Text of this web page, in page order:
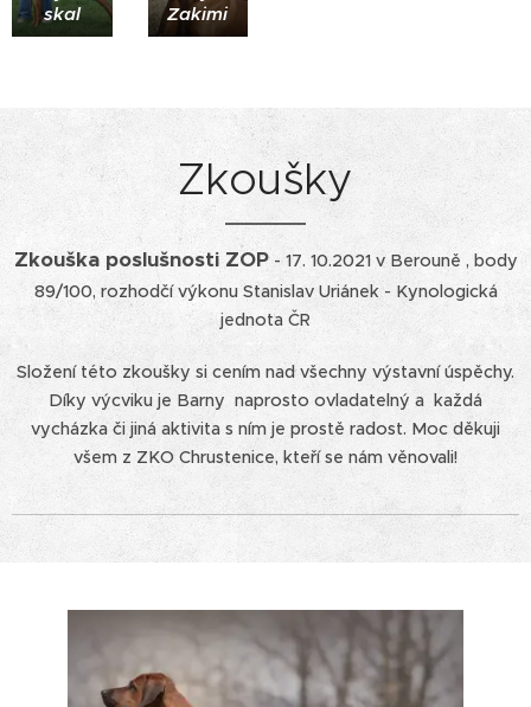
skal
Zakimi
Zkoušky
Zkouška poslušnosti ZOP- 17. 10.2021 v Berouně , body
89/100, rozhodčí výkonu Stanislav Uriánek - Kynologická
jednota ČR
Složení této zkoušky si cením nad všechny výstavní úspěchy.
Díky výcviku je Barny naprosto ovladatelný a každá
vycházka či jiná aktivita s ním je prostě radost. Moc děkuji
všem z ZKO Chrustenice, kteří se nám věnovali!